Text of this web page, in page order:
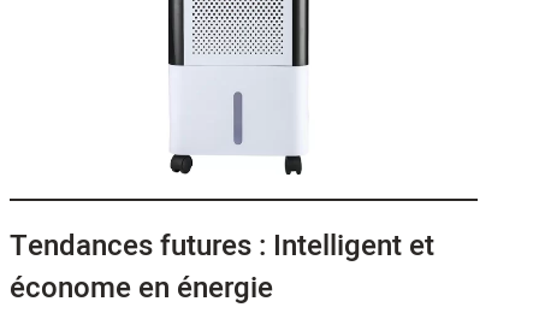
Tendances futures : Intelligent et
économe en énergie